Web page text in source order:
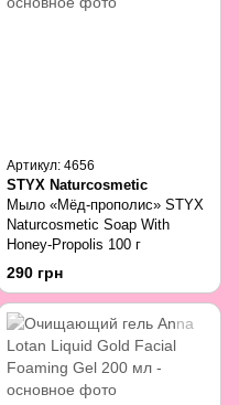
Артикул: 4656
STYX Naturcosmetic
Мыло «Мёд-прополис» STYX
Naturcosmetic Soap With
Honey-Propolis 100 г
290 грн